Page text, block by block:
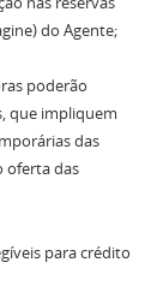
do Agente;
poderão
que impliquem
das
oferta das
para crédito